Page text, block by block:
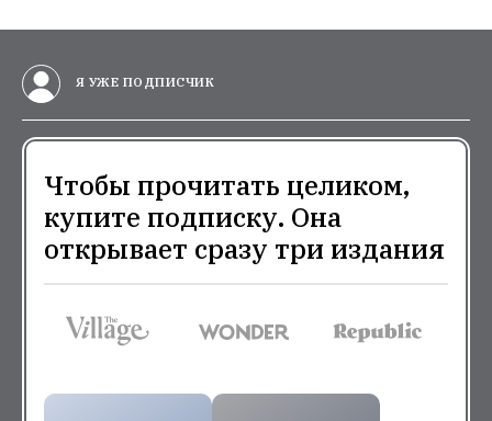
Я УЖЕ ПОДПИСЧИК
Чтобы прочитать целиком,
купите подписку. Она
открывает сразу три издания